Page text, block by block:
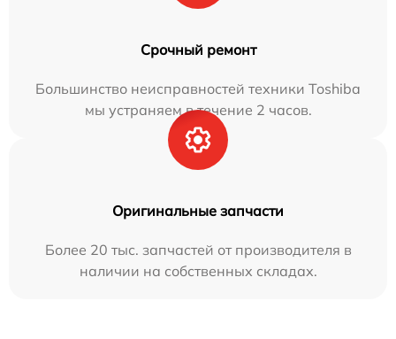
Срочный ремонт
Большинство неисправностей техники Toshiba
мы устраняем в течение 2 часов.
Оригинальные запчасти
Более 20 тыс. запчастей от производителя в
наличии на собственных складах.